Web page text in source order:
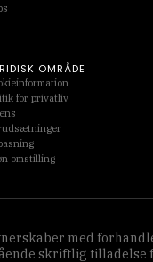
med
skriftlig tilladelse
OMRÅDE
for privatliv
omstilling